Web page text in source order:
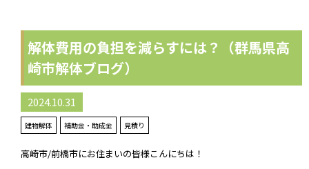
解体費用の負担を減らすには？（群馬県高
崎市解体ブログ）
2024.10.31
建物解体 補助金・助成金 見積り
高崎市/前橋市にお住まいの皆様こんにちは！